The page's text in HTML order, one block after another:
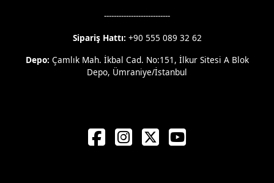
---------------------------
Sipariş Hattı: +90 555 089 32 62
Depo: Çamlık Mah. İkbal Cad. No:151, İlkur Sitesi A Blok
Depo, Ümraniye/İstanbul